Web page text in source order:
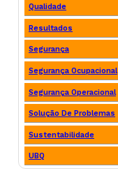
Qualidade
Resultados
Segurança
Segurança Ocupacional
Segurança Operacional
Solução De Problemas
Sustentabilidade
UBQ